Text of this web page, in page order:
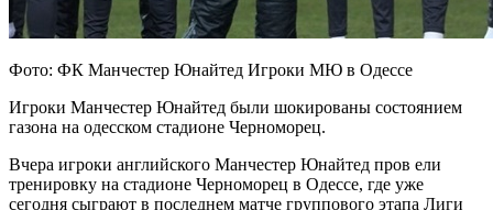
Фото: ФК Манчестер Юнайтед Игроки МЮ в Одессе
Игроки Манчестер Юнайтед были шокированы состоянием
газона на одесском стадионе Черноморец.
Вчера игроки английского Манчестер Юнайтед пров ели
тренировку на стадионе Черноморец в Одессе, где уже
сегодня сыграют в последнем матче группового этапа Лиги